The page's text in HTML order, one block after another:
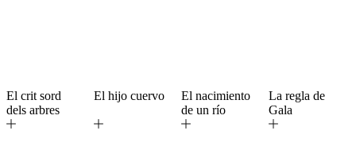
El crit sord
dels arbres
El hijo cuervo
El nacimiento
de un río
La regla de
Gala